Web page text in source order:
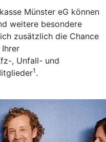
Münster eG können
weitere besondere
zusätzlich die Chance
, Unfall- und
1 .